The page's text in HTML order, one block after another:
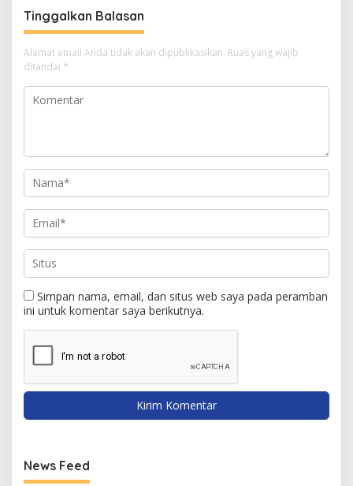
Tinggalkan Balasan
Alamat email Anda tidak akan dipublikasikan. Ruas yang wajib
ditandai *
Simpan nama, email, dan situs web saya pada peramban
ini untuk komentar saya berikutnya.
News Feed